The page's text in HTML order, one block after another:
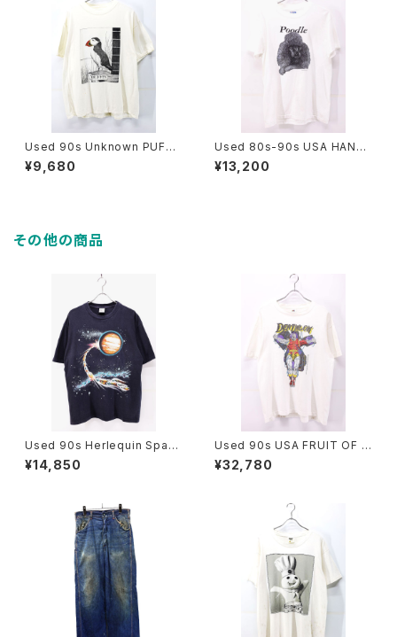
Used 90s Unknown PUFFI
N NUFFIN Both Side Animal
Art graphic T-Shirt Size XL
¥9,680
Used 80s-90s USA HANES
Poodle Dog Animal Graphi
c T-Shirt Size M 古着
¥13,200
その他の商品
Used 90s Herlequin Spac
e Comet Art Graphic T-Shir
t Size XL 古着
¥14,850
Used 90s USA FRUIT OF T
HE LOOM MARVEL COMIC
DEATHLOK T-Shirt Size L
¥32,780